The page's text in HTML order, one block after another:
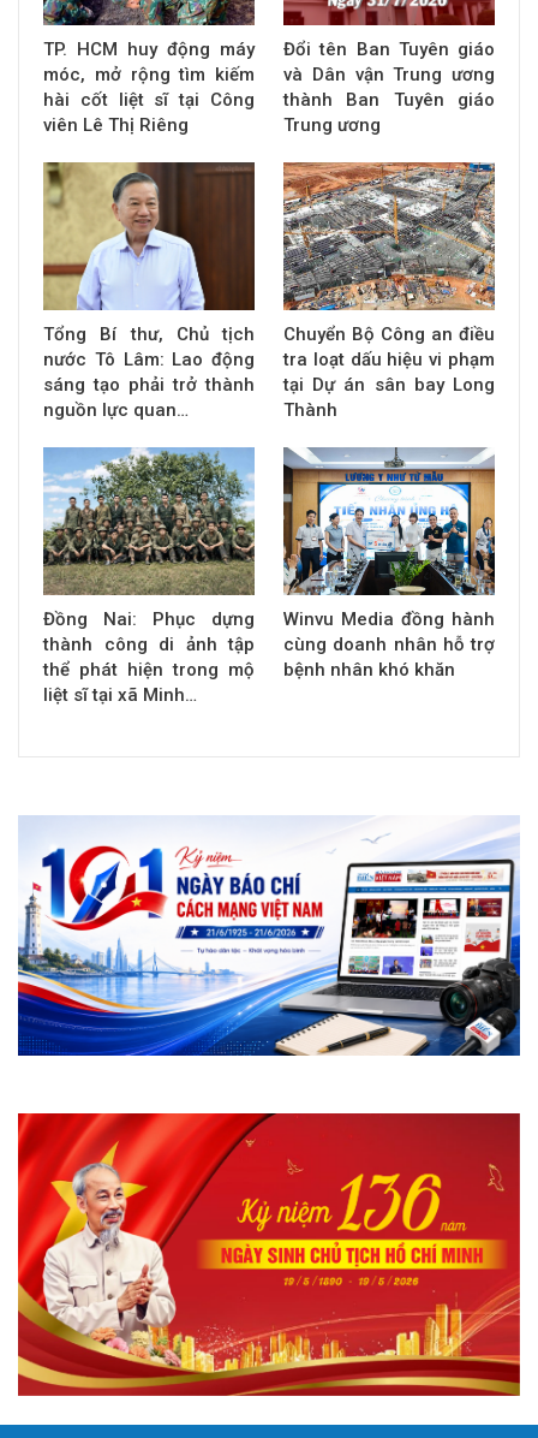
TP. HCM huy động máy
móc, mở rộng tìm kiếm
hài cốt liệt sĩ tại Công
viên Lê Thị Riêng
Đổi tên Ban Tuyên giáo
và Dân vận Trung ương
thành Ban Tuyên giáo
Trung ương
Tổng Bí thư, Chủ tịch
nước Tô Lâm: Lao động
sáng tạo phải trở thành
nguồn lực quan…
Chuyển Bộ Công an điều
tra loạt dấu hiệu vi phạm
tại Dự án sân bay Long
Thành
Đồng Nai: Phục dựng
thành công di ảnh tập
thể phát hiện trong mộ
liệt sĩ tại xã Minh…
Winvu Media đồng hành
cùng doanh nhân hỗ trợ
bệnh nhân khó khăn